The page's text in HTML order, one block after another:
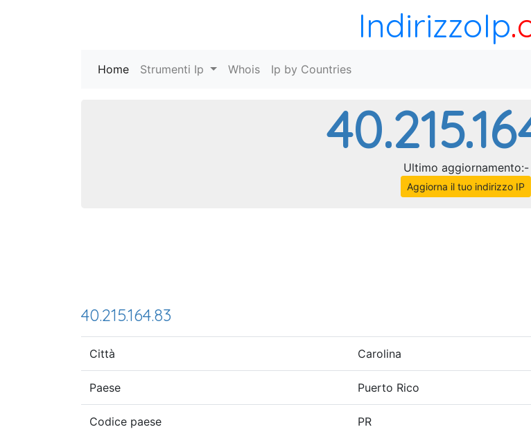
IndirizzoIp
Home (current)
Strumenti Ip Whois Ip by Countries
Ultimo aggiornamento:-
Aggiorna il tuo indirizzo IP
40.215.164.83
Città Carolina
Paese Puerto Rico
Codice paese PR